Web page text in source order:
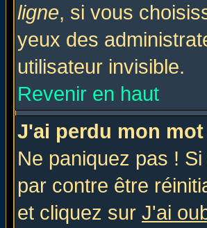
ligne, si vous
yeux des
utilisateur invisible.
Revenir en haut
J'ai perdu mon mot
Ne paniquez pas !
par contre être
et cliquez sur J'ai